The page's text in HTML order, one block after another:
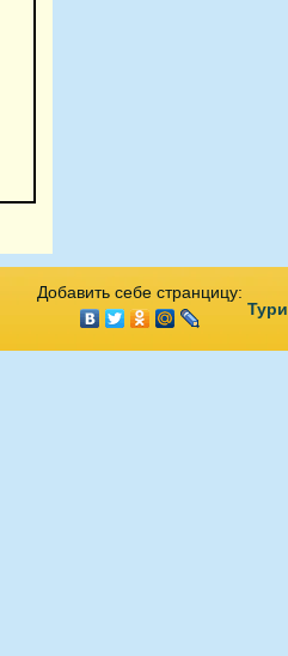
Добавить себе странцицу: